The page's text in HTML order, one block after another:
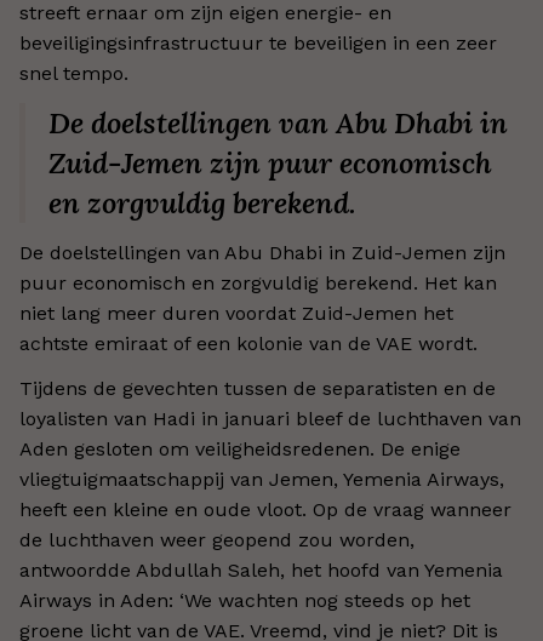
streeft ernaar om zijn eigen energie- en
beveiligingsinfrastructuur te beveiligen in een zeer
snel tempo.
De doelstellingen van Abu Dhabi in
Zuid-Jemen zijn puur economisch
en zorgvuldig berekend.
De doelstellingen van Abu Dhabi in Zuid-Jemen zijn
puur economisch en zorgvuldig berekend. Het kan
niet lang meer duren voordat Zuid-Jemen het
achtste emiraat of een kolonie van de VAE wordt.
Tijdens de gevechten tussen de separatisten en de
loyalisten van Hadi in januari bleef de luchthaven van
Aden gesloten om veiligheidsredenen. De enige
vliegtuigmaatschappij van Jemen, Yemenia Airways,
heeft een kleine en oude vloot. Op de vraag wanneer
de luchthaven weer geopend zou worden,
antwoordde Abdullah Saleh, het hoofd van Yemenia
Airways in Aden: ‘We wachten nog steeds op het
groene licht van de VAE. Vreemd, vind je niet? Dit is